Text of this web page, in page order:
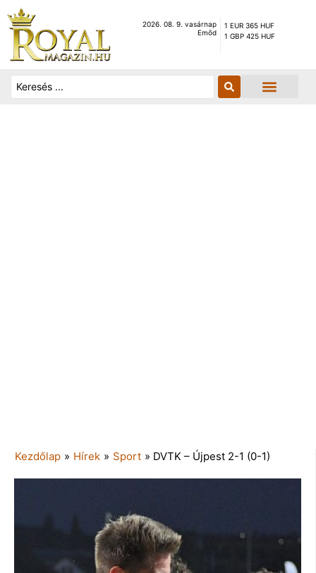
2026. 08. 9. vasárnap
Emőd
1 EUR 365 HUF
1 GBP 425 HUF
Kezdőlap » Hírek » Sport » DVTK – Újpest 2-1 (0-1)